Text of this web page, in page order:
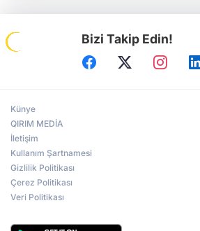
Bizi Takip Edin!
Künye
QIRIM MEDİA
İletişim
Kullanım Şartnamesi
Gizlilik Politikası
Çerez Politikası
Veri Politikası